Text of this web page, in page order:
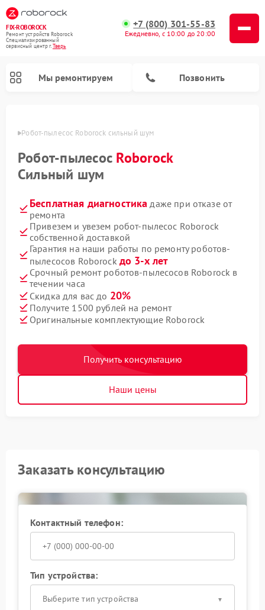
FIX-ROBOROCK
Ремонт устройств Roborock
Специализированный
cервисный центр г.Тверь
+7 (800) 301-55-83
Ежедневно, с 10:00 до 20:00
Мы ремонтируем Позвонить
Робот-пылесос Roborock сильный шум
Робот-пылесос Roborock
Сильный шум
Бесплатная диагностика даже при отказе от
ремонта
Привезем и увезем робот-пылесос Roborock
собственной доставкой
Гарантия на наши работы по ремонту роботов-
пылесосов Roborock до 3-х лет
Срочный ремонт роботов-пылесосов Roborock в
течении часа
Скидка для вас до 20%
Получите 1500 рублей на ремонт
Оригинальные комплектующие Roborock
Получить консультацию
Наши цены
Заказать консультацию
Контактный телефон:
Тип устройства:
Выберите тип устройства